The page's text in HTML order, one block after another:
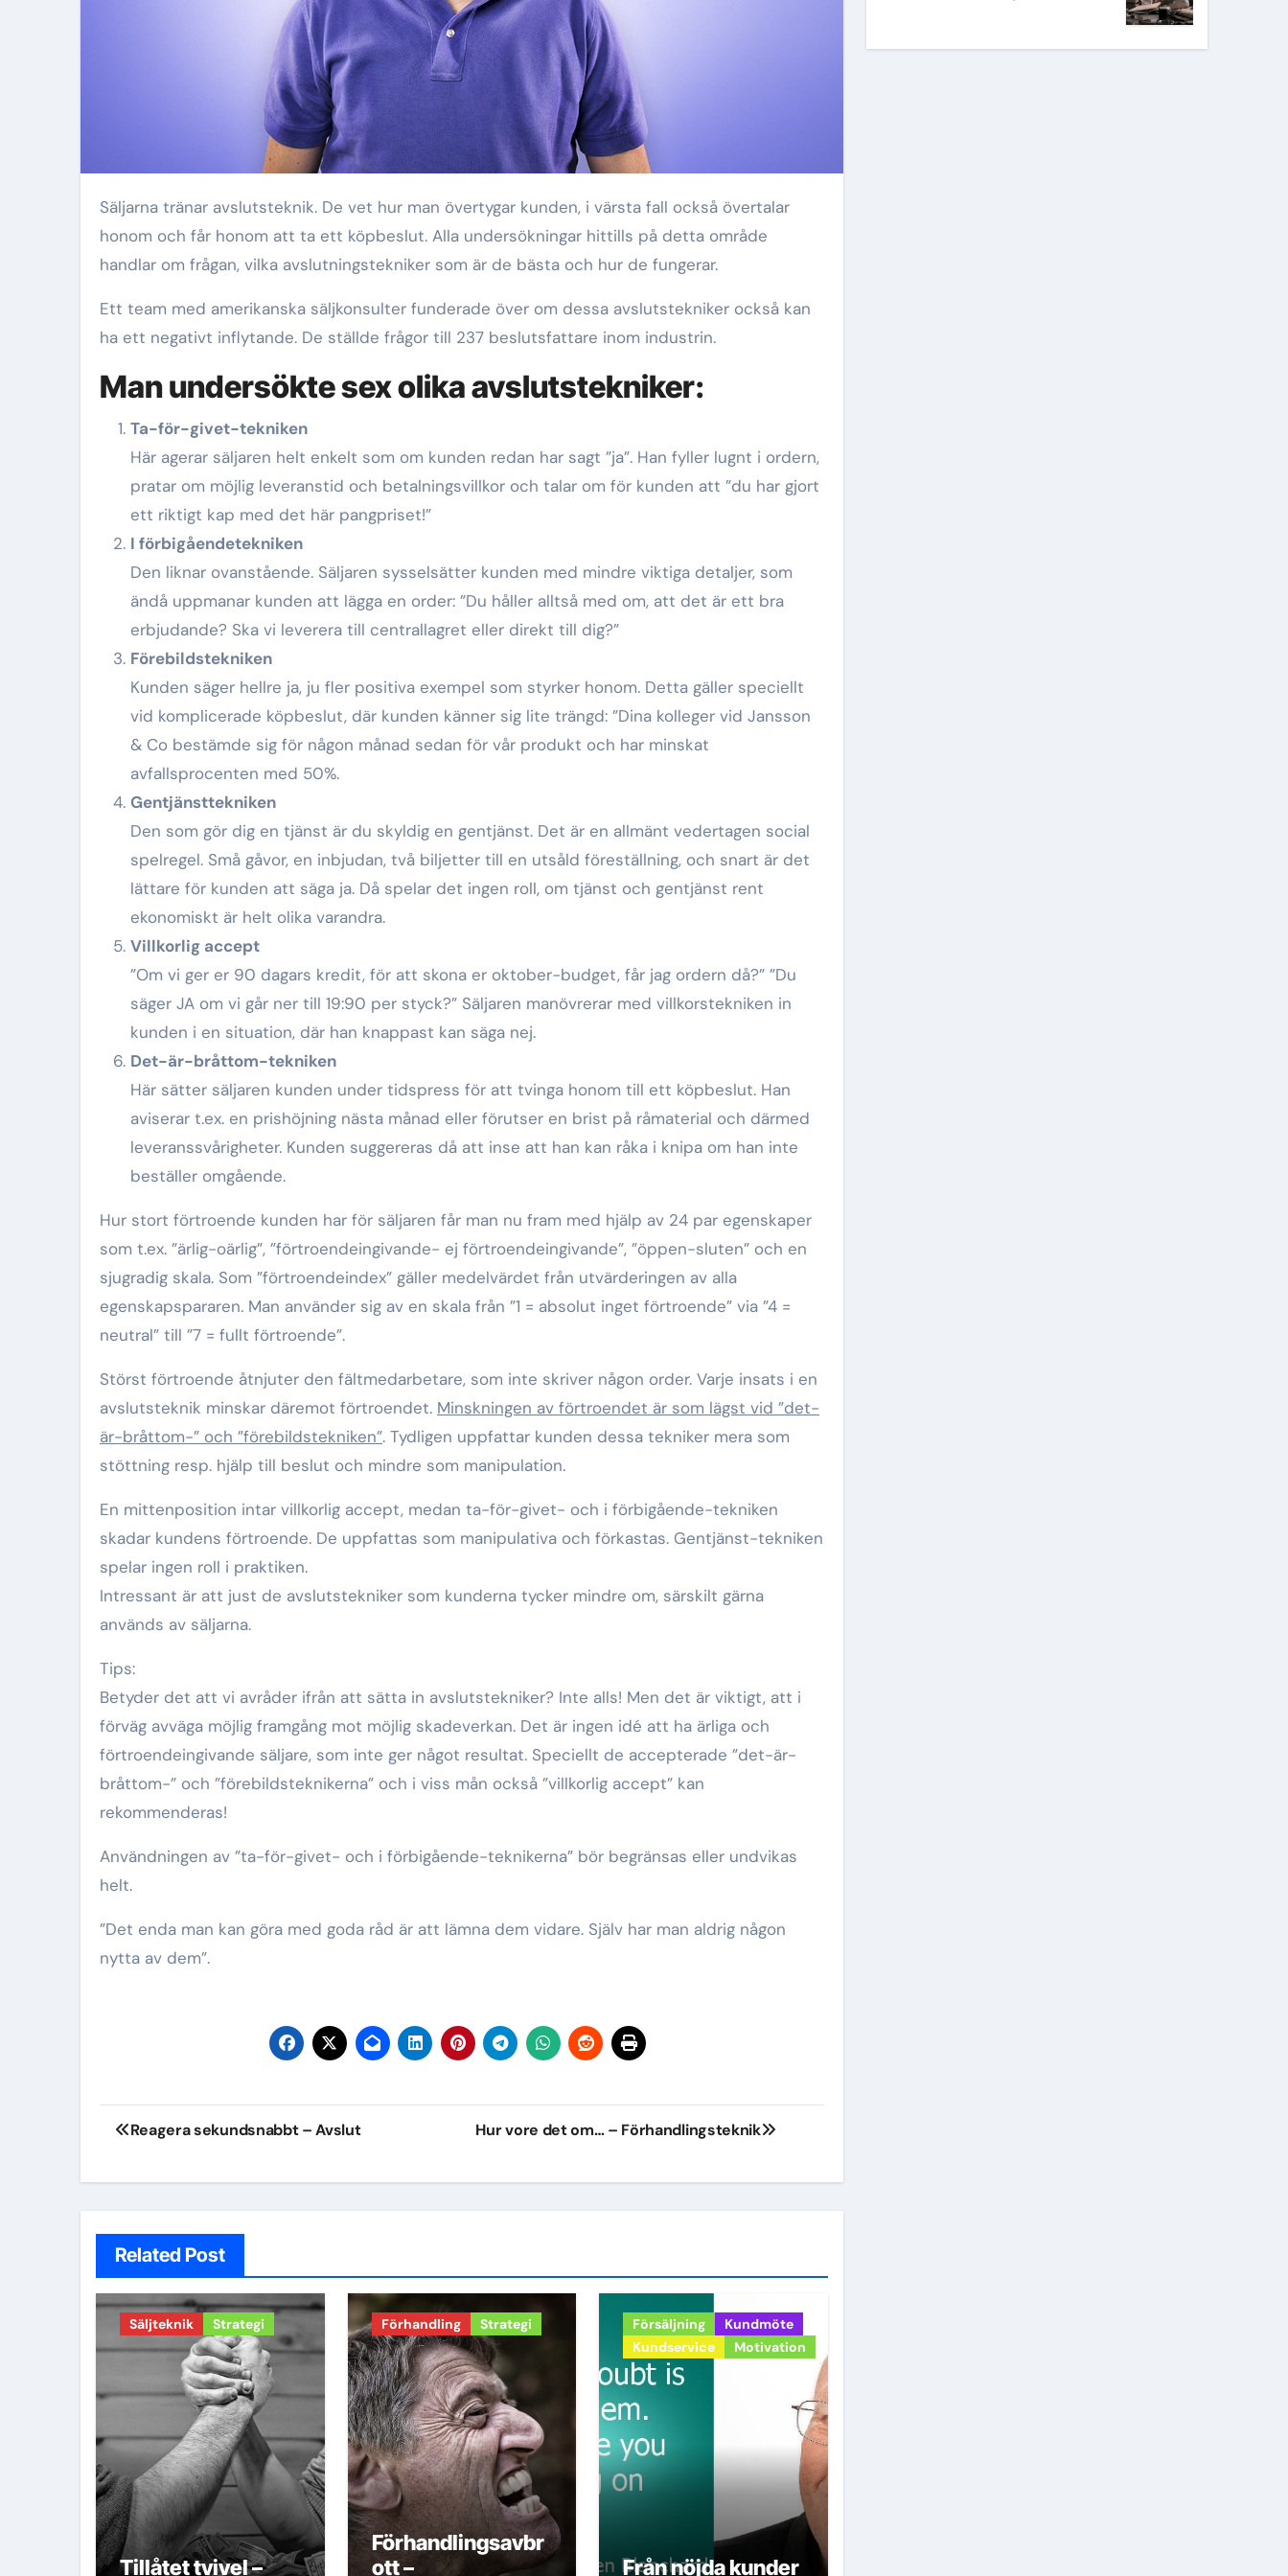
Säljarna tränar avslutsteknik. De vet hur man övertygar kunden, i värsta fall också övertalar
honom och får honom att ta ett köpbeslut. Alla undersökningar hittills på detta område
handlar om frågan, vilka avslutningstekniker som är de bästa och hur de fungerar.
Ett team med amerikanska säljkonsulter funderade över om dessa avslutstekniker också kan
ha ett negativt inflytande. De ställde frågor till 237 beslutsfattare inom industrin.
Man undersökte sex olika avslutstekniker:
Ta-för-givet-tekniken
Här agerar säljaren helt enkelt som om kunden redan har sagt ”ja”. Han fyller lugnt i ordern,
pratar om möjlig leveranstid och betalningsvillkor och talar om för kunden att ”du har gjort
ett riktigt kap med det här pangpriset!”
I förbigåendetekniken
Den liknar ovanstående. Säljaren sysselsätter kunden med mindre viktiga detaljer, som
ändå uppmanar kunden att lägga en order: ”Du håller alltså med om, att det är ett bra
erbjudande? Ska vi leverera till centrallagret eller direkt till dig?”
Förebildstekniken
Kunden säger hellre ja, ju fler positiva exempel som styrker honom. Detta gäller speciellt
vid komplicerade köpbeslut, där kunden känner sig lite trängd: ”Dina kolleger vid Jansson
& Co bestämde sig för någon månad sedan för vår produkt och har minskat
avfallsprocenten med 50%.
Gentjänsttekniken
Den som gör dig en tjänst är du skyldig en gentjänst. Det är en allmänt vedertagen social
spelregel. Små gåvor, en inbjudan, två biljetter till en utsåld föreställning, och snart är det
lättare för kunden att säga ja. Då spelar det ingen roll, om tjänst och gentjänst rent
ekonomiskt är helt olika varandra.
Villkorlig accept
”Om vi ger er 90 dagars kredit, för att skona er oktober-budget, får jag ordern då?” ”Du
säger JA om vi går ner till 19:90 per styck?” Säljaren manövrerar med villkorstekniken in
kunden i en situation, där han knappast kan säga nej.
Det-är-bråttom-tekniken
Här sätter säljaren kunden under tidspress för att tvinga honom till ett köpbeslut. Han
aviserar t.ex. en prishöjning nästa månad eller förutser en brist på råmaterial och därmed
leveranssvårigheter. Kunden suggereras då att inse att han kan råka i knipa om han inte
beställer omgående.
Hur stort förtroende kunden har för säljaren får man nu fram med hjälp av 24 par egenskaper
som t.ex. ”ärlig-oärlig”, ”förtroendeingivande- ej förtroendeingivande”, ”öppen-sluten” och en
sjugradig skala. Som ”förtroendeindex” gäller medelvärdet från utvärderingen av alla
egenskapspararen. Man använder sig av en skala från ”1 = absolut inget förtroende” via ”4 =
neutral” till ”7 = fullt förtroende”.
Störst förtroende åtnjuter den fältmedarbetare, som inte skriver någon order. Varje insats i en
avslutsteknik minskar däremot förtroendet. Minskningen av förtroendet är som lägst vid ”det-
är-bråttom-” och ”förebildstekniken”. Tydligen uppfattar kunden dessa tekniker mera som
stöttning resp. hjälp till beslut och mindre som manipulation.
En mittenposition intar villkorlig accept, medan ta-för-givet- och i förbigående-tekniken
skadar kundens förtroende. De uppfattas som manipulativa och förkastas. Gentjänst-tekniken
spelar ingen roll i praktiken.
Intressant är att just de avslutstekniker som kunderna tycker mindre om, särskilt gärna
används av säljarna.
Tips:
Betyder det att vi avråder ifrån att sätta in avslutstekniker? Inte alls! Men det är viktigt, att i
förväg avväga möjlig framgång mot möjlig skadeverkan. Det är ingen idé att ha ärliga och
förtroendeingivande säljare, som inte ger något resultat. Speciellt de accepterade ”det-är-
bråttom-” och ”förebildsteknikerna” och i viss mån också ”villkorlig accept” kan
rekommenderas!
Användningen av ”ta-för-givet- och i förbigående-teknikerna” bör begränsas eller undvikas
helt.
”Det enda man kan göra med goda råd är att lämna dem vidare. Själv har man aldrig någon
nytta av dem”.
Inläggsnavigering
Reagera sekundsnabbt – Avslut Hur vore det om… – Förhandlingsteknik
Related Post
Säljteknik Strategi
Tillåtet tvivel –
Förhandling Strategi
Förhandlingsavbr
ott –
Försäljning
Kundmöte
Kundservice
Motivation
Från nöjda kunder